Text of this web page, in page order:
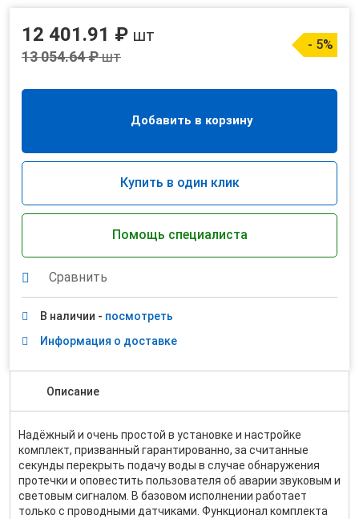
12 401.91 ₽ шт
13 054.64 ₽шт
- 5%
Добавить в корзину
Купить в один клик
Помощь специалиста
Сравнить
В наличии - посмотреть
Информация о доставке
Описание
Надёжный и очень простой в установке и настройке
комплект, призванный гарантированно, за считанные
секунды перекрыть подачу воды в случае обнаружения
протечки и оповестить пользователя об аварии звуковым и
световым сигналом. В базовом исполнении работает
только с проводными датчиками. Функционал комплекта